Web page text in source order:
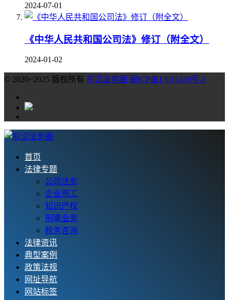
2024-07-01
《中华人民共和国公司法》修订（附全文）
2024-01-02
© 2020~2025 版权所有 前沿法务圈 闽ICP备13016439号-3
首页
法律专题
公司法务
企业用工
知识产权
刑事业务
税务咨询
法律资讯
典型案例
政策法规
网址导航
网站标签